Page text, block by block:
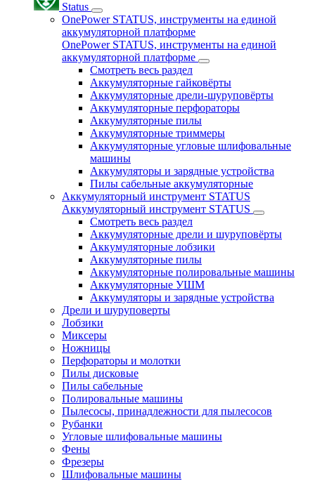
Status
OnePower STATUS, инструменты на единой
аккумуляторной платформе
OnePower STATUS, инструменты на единой
аккумуляторной платформе
Смотреть весь раздел
Аккумуляторные гайковёрты
Аккумуляторные дрели-шуруповёрты
Аккумуляторные перфораторы
Аккумуляторные пилы
Аккумуляторные триммеры
Аккумуляторные угловые шлифовальные
машины
Аккумуляторы и зарядные устройства
Пилы сабельные аккумуляторные
Аккумуляторный инструмент STATUS
Аккумуляторный инструмент STATUS
Смотреть весь раздел
Аккумуляторные дрели и шуруповёрты
Аккумуляторные лобзики
Аккумуляторные пилы
Аккумуляторные полировальные машины
Аккумуляторные УШМ
Аккумуляторы и зарядные устройства
Дрели и шуруповерты
Лобзики
Миксеры
Ножницы
Перфораторы и молотки
Пилы дисковые
Пилы сабельные
Полировальные машины
Пылесосы, принадлежности для пылесосов
Рубанки
Угловые шлифовальные машины
Фены
Фрезеры
Шлифовальные машины